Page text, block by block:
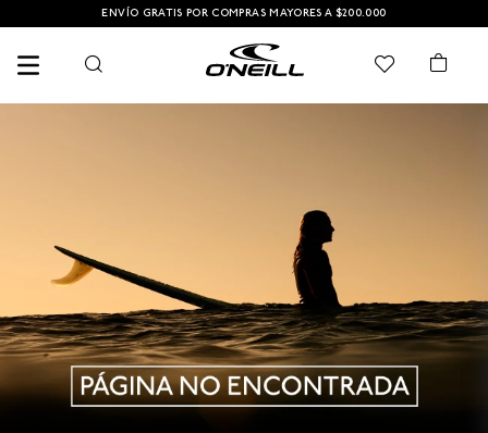
ENVÍO GRATIS POR COMPRAS MAYORES A $200.000
PANTALONETAS HOMBRE
4. GORRA
BERMUDAS